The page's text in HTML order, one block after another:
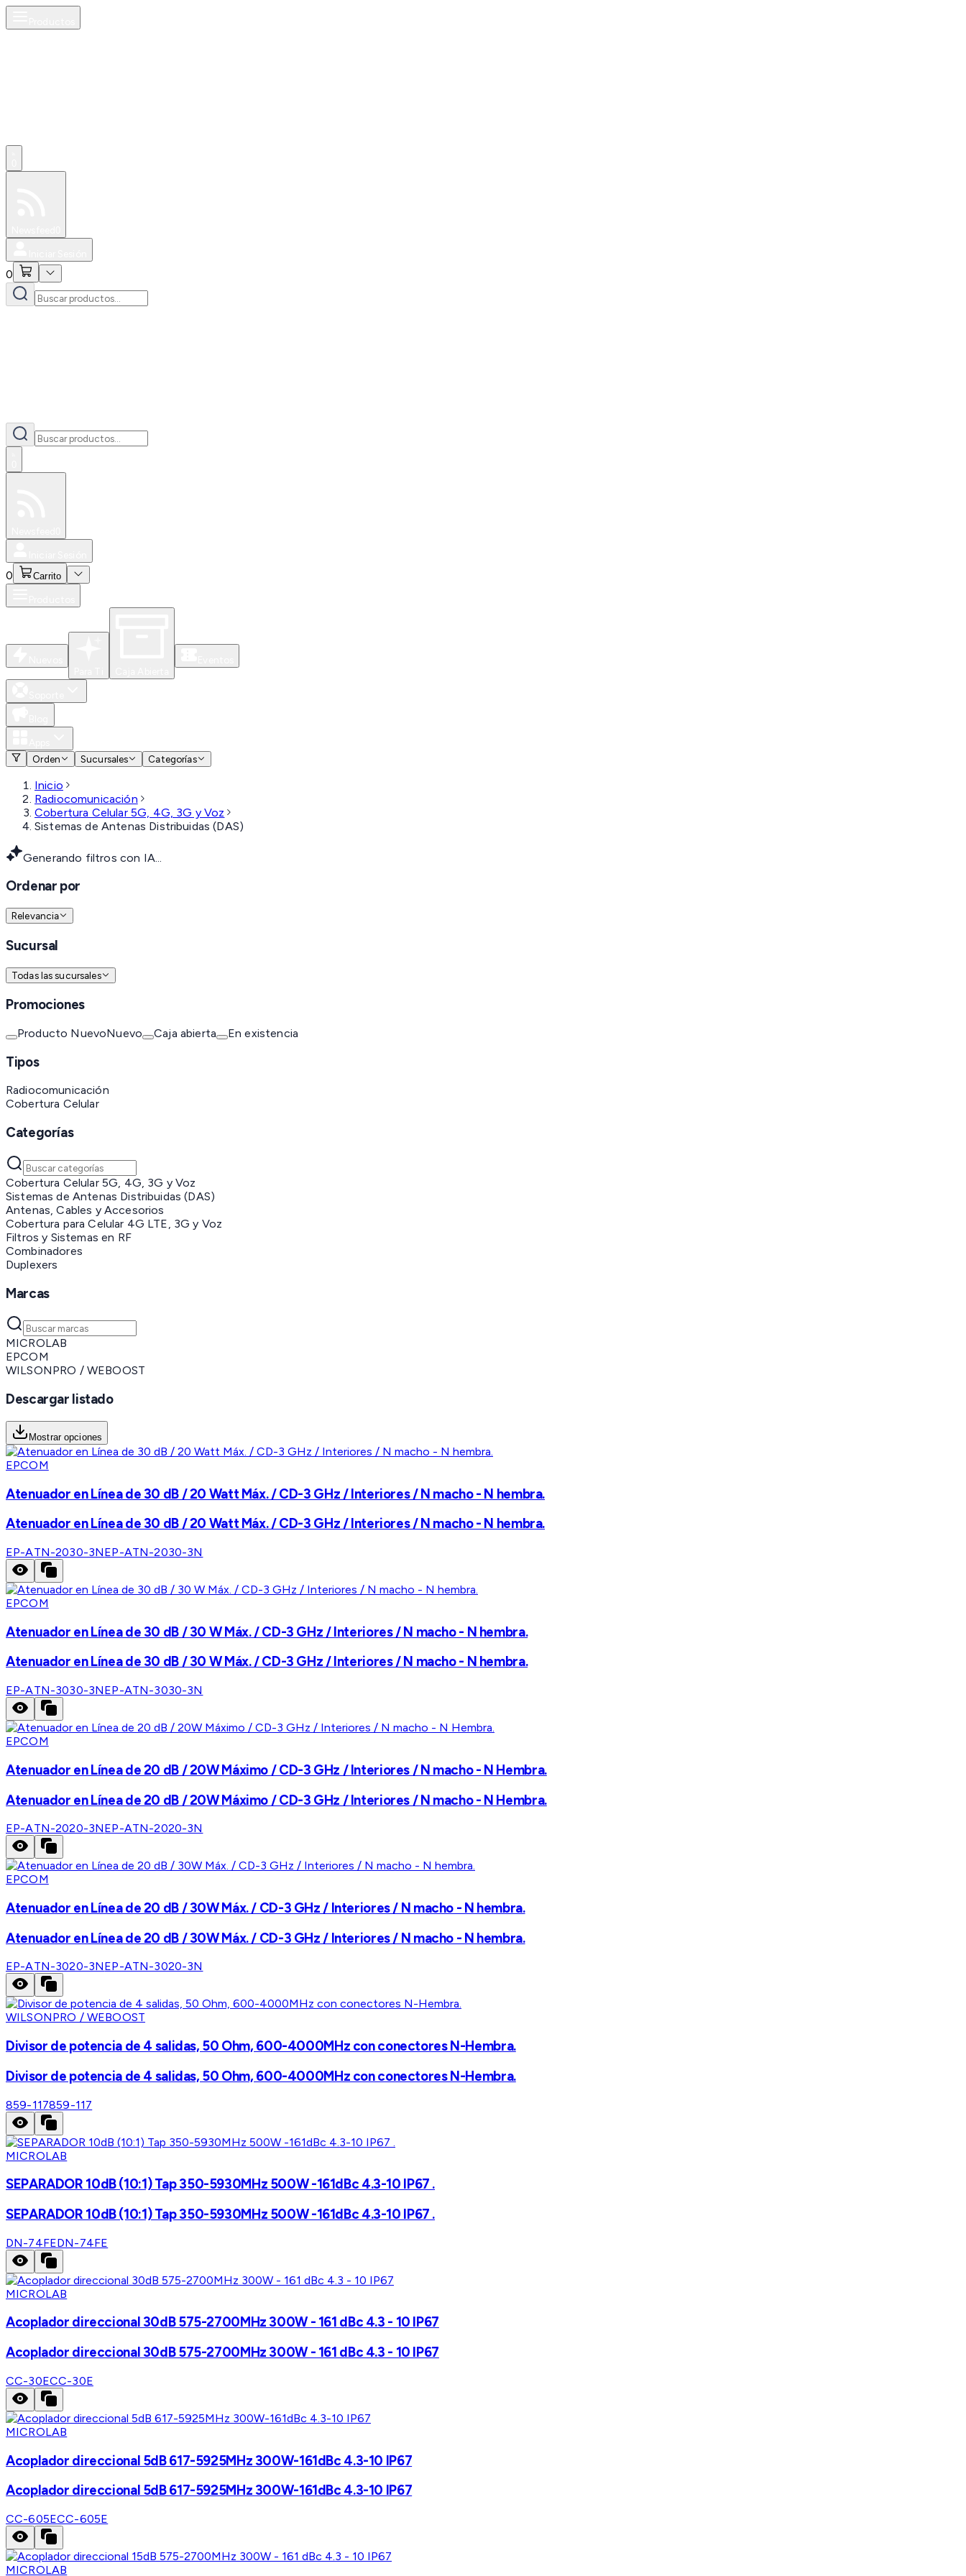
0
0 Carrito
Orden
Sucursales Categorías
Inicio
Radiocomunicación
Cobertura Celular 5G, 4G, 3G y Voz
Sistemas de Antenas Distribuidas (DAS)
Generando filtros con IA...
Ordenar por
Relevancia
Sucursal
Todas las sucursales
Promociones
Producto NuevoNuevo Caja abierta En existencia
Tipos
Radiocomunicación
Cobertura Celular
Categorías
Cobertura Celular 5G, 4G, 3G y Voz
Sistemas de Antenas Distribuidas (DAS)
Antenas, Cables y Accesorios
Cobertura para Celular 4G LTE, 3G y Voz
Filtros y Sistemas en RF
Combinadores
Duplexers
Marcas
MICROLAB
EPCOM
WILSONPRO / WEBOOST
Descargar listado
Mostrar opciones
EPCOM
Atenuador en Línea de 30 dB / 20 Watt Máx. / CD-3 GHz / Interiores / N macho - N hembra.
Atenuador en Línea de 30 dB / 20 Watt Máx. / CD-3 GHz / Interiores / N macho - N hembra.
EP-ATN-2030-3NEP-ATN-2030-3N
EPCOM
Atenuador en Línea de 30 dB / 30 W Máx. / CD-3 GHz / Interiores / N macho - N hembra.
Atenuador en Línea de 30 dB / 30 W Máx. / CD-3 GHz / Interiores / N macho - N hembra.
EP-ATN-3030-3NEP-ATN-3030-3N
EPCOM
Atenuador en Línea de 20 dB / 20W Máximo / CD-3 GHz / Interiores / N macho - N Hembra.
Atenuador en Línea de 20 dB / 20W Máximo / CD-3 GHz / Interiores / N macho - N Hembra.
EP-ATN-2020-3NEP-ATN-2020-3N
EPCOM
Atenuador en Línea de 20 dB / 30W Máx. / CD-3 GHz / Interiores / N macho - N hembra.
Atenuador en Línea de 20 dB / 30W Máx. / CD-3 GHz / Interiores / N macho - N hembra.
EP-ATN-3020-3NEP-ATN-3020-3N
WILSONPRO / WEBOOST
Divisor de potencia de 4 salidas, 50 Ohm, 600-4000MHz con conectores N-Hembra.
Divisor de potencia de 4 salidas, 50 Ohm, 600-4000MHz con conectores N-Hembra.
859-117859-117
MICROLAB
SEPARADOR 10dB (10:1) Tap 350-5930MHz 500W -161dBc 4.3-10 IP67 .
SEPARADOR 10dB (10:1) Tap 350-5930MHz 500W -161dBc 4.3-10 IP67 .
DN-74FEDN-74FE
MICROLAB
Acoplador direccional 30dB 575-2700MHz 300W - 161 dBc 4.3 - 10 IP67
Acoplador direccional 30dB 575-2700MHz 300W - 161 dBc 4.3 - 10 IP67
CC-30ECC-30E
MICROLAB
Acoplador direccional 5dB 617-5925MHz 300W-161dBc 4.3-10 IP67
Acoplador direccional 5dB 617-5925MHz 300W-161dBc 4.3-10 IP67
CC-605ECC-605E
MICROLAB